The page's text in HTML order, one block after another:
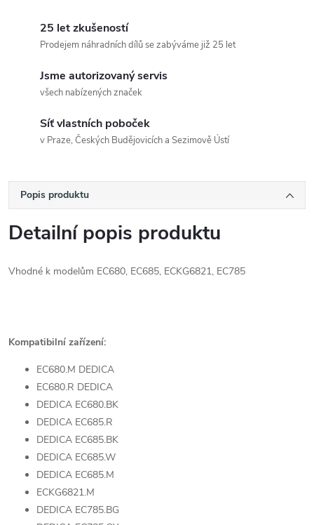
25 let zkušeností
Prodejem náhradních dílů se zabýváme již 25 let
Jsme autorizovaný servis
všech nabízených značek
Síť vlastních poboček
v Praze, Českých Budějovicích a Sezimově Ústí
Popis produktu
Detailní popis produktu
Vhodné k modelům EC680, EC685, ECKG6821, EC785
Kompatibilní zařízení:
EC680.M DEDICA
EC680.R DEDICA
DEDICA EC680.BK
DEDICA EC685.R
DEDICA EC685.BK
DEDICA EC685.W
DEDICA EC685.M
ECKG6821.M
DEDICA EC785.BG